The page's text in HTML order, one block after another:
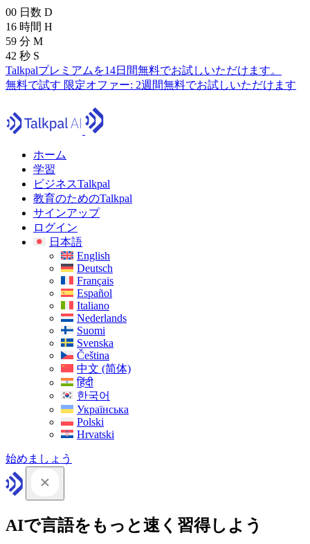
00 日数 D
16 時間 H
59 分 M
41 秒 S
Talkpalプレミアムを14日間無料でお試しいただけます。
無料で試す 限定オファー: 2週間無料でお試しいただけます
ホーム
学習
ビジネスTalkpal
教育のためのTalkpal
サインアップ
ログイン
日本語
English
Deutsch
Français
Español
Italiano
Nederlands
Suomi
Svenska
Čeština
中文 (简体)
हिंदी
한국어
Українська
Polski
Hrvatski
始めましょう
AIで言語をもっと速く習得しよう